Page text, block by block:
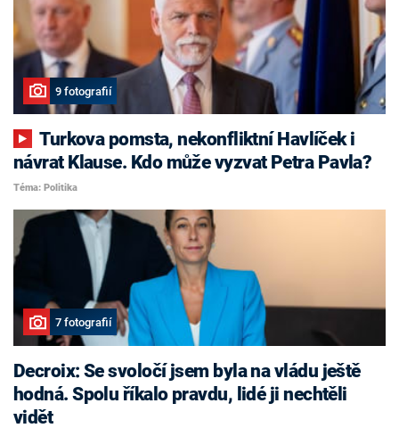
9 fotografií
Turkova pomsta, nekonfliktní Havlíček i
návrat Klause. Kdo může vyzvat Petra Pavla?
Téma: Politika
7 fotografií
Decroix: Se svoločí jsem byla na vládu ještě
hodná. Spolu říkalo pravdu, lidé ji nechtěli
vidět